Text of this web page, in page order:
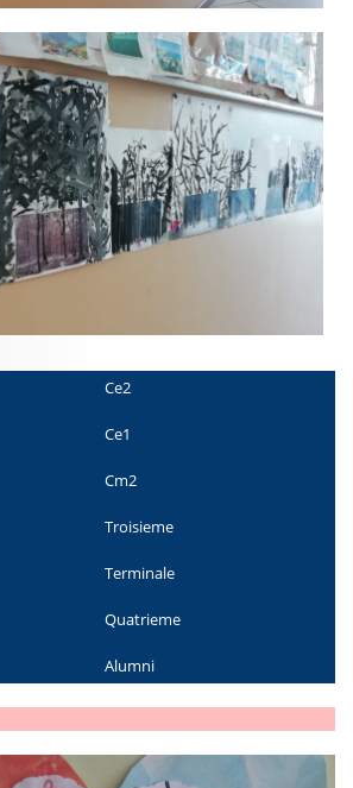
Ce2
Ce1
Cm2
Troisieme
Terminale
Quatrieme
Alumni